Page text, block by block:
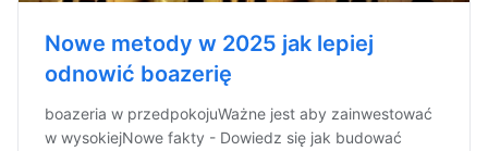
Nowe metody w 2025 jak lepiej
odnowić boazerię
boazeria w przedpokojuWażne jest aby zainwestować
w wysokiejNowe fakty - Dowiedz się jak budować